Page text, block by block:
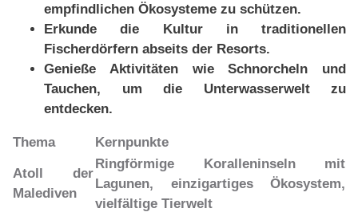
empfindlichen Ökosysteme zu schützen.
Erkunde die Kultur in traditionellen
Fischerdörfern abseits der Resorts.
Genieße Aktivitäten wie Schnorcheln und
Tauchen, um die Unterwasserwelt zu
entdecken.
Thema Kernpunkte
Atoll der
Malediven
Ringförmige Koralleninseln mit
Lagunen, einzigartiges Ökosystem,
vielfältige Tierwelt